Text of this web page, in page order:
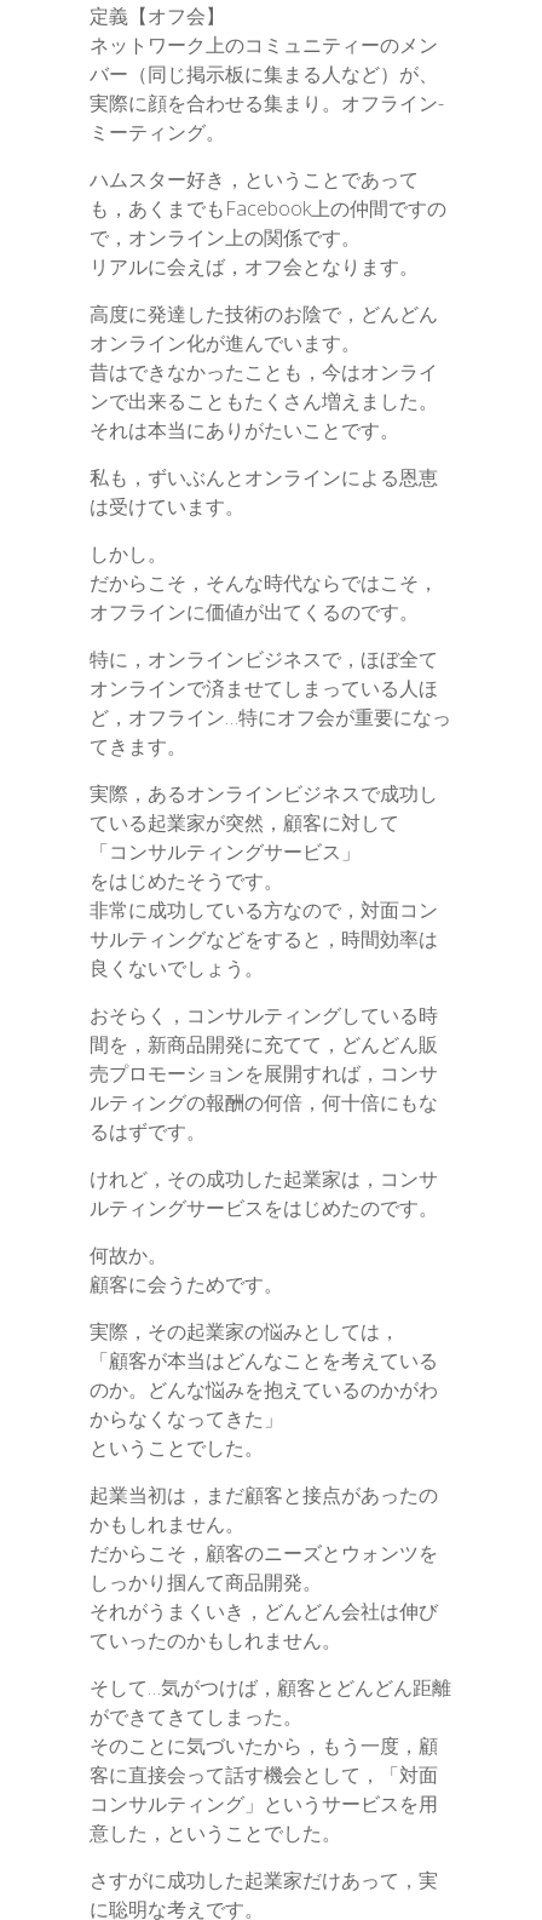
定義【オフ会】
ネットワーク上のコミュニティーのメン
バー（同じ掲示板に集まる人など）が、
実際に顔を合わせる集まり。オフライン-
ミーティング。
ハムスター好き，ということであって
も，あくまでもFacebook上の仲間ですの
で，オンライン上の関係です。
リアルに会えば，オフ会となります。
高度に発達した技術のお陰で，どんどん
オンライン化が進んでいます。
昔はできなかったことも，今はオンライ
ンで出来ることもたくさん増えました。
それは本当にありがたいことです。
私も，ずいぶんとオンラインによる恩恵
は受けています。
しかし。
だからこそ，そんな時代ならではこそ，
オフラインに価値が出てくるのです。
特に，オンラインビジネスで，ほぼ全て
オンラインで済ませてしまっている人ほ
ど，オフライン…特にオフ会が重要になっ
てきます。
実際，あるオンラインビジネスで成功し
ている起業家が突然，顧客に対して
「コンサルティングサービス」
をはじめたそうです。
非常に成功している方なので，対面コン
サルティングなどをすると，時間効率は
良くないでしょう。
おそらく，コンサルティングしている時
間を，新商品開発に充てて，どんどん販
売プロモーションを展開すれば，コンサ
ルティングの報酬の何倍，何十倍にもな
るはずです。
けれど，その成功した起業家は，コンサ
ルティングサービスをはじめたのです。
何故か。
顧客に会うためです。
実際，その起業家の悩みとしては，
「顧客が本当はどんなことを考えている
のか。どんな悩みを抱えているのかがわ
からなくなってきた」
ということでした。
起業当初は，まだ顧客と接点があったの
かもしれません。
だからこそ，顧客のニーズとウォンツを
しっかり掴んて商品開発。
それがうまくいき，どんどん会社は伸び
ていったのかもしれません。
そして…気がつけば，顧客とどんどん距離
ができてきてしまった。
そのことに気づいたから，もう一度，顧
客に直接会って話す機会として，「対面
コンサルティング」というサービスを用
意した，ということでした。
さすがに成功した起業家だけあって，実
に聡明な考えです。